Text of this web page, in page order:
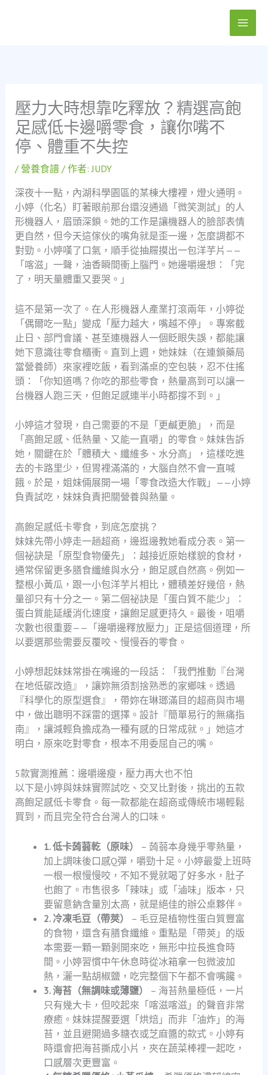
壓力大時想靠吃釋放？精選高飽
足感低卡邊嚼零食，讓你嘴不
停、體重不失控
/ 營養食譜/ 作者:JUDY
深夜十一點，內湖科學園區的某棟大樓裡，燈火通明。
小婷（化名）盯著眼前那台還沒通過「微笑測試」的人
形機器人，眉頭深鎖。她的工作是讓機器人的臉部表情
更自然，但今天這傢伙的嘴角就是歪一邊，怎麼調都不
對勁。小婷嘆了口氣，順手從抽屜摸出一包洋芋片——
「喀滋」一聲，油香瞬間衝上腦門。她邊嚼邊想：「完
了，明天量體重又要哭。」
這不是第一次了。在人形機器人產業打滾兩年，小婷從
「偶爾吃一點」變成「壓力越大，嘴越不停」。專案截
止日、部門會議、甚至連機器人一個眨眼失誤，都能讓
她下意識往零食櫃衝。直到上週，她妹妹（在連鎖藥局
當營養師）來家裡吃飯，看到滿桌的空包裝，忍不住搖
頭：「你知道嗎？你吃的那些零食，熱量高到可以讓一
台機器人跑三天，但飽足感連半小時都撐不到。」
小婷這才發現，自己需要的不是「更鹹更脆」，而是
「高飽足感、低熱量、又能一直嚼」的零食。妹妹告訴
她，關鍵在於「體積大、纖維多、水分高」，這樣吃進
去的卡路里少，但胃裡滿滿的，大腦自然不會一直喊
餓。於是，姐妹倆展開一場「零食改造大作戰」——小婷
負責試吃，妹妹負責把關營養與熱量。
高飽足感低卡零食，到底怎麼挑？
妹妹先帶小婷走一趟超商，邊逛邊教她看成分表。第一
個祕訣是「原型食物優先」：越接近原始樣貌的食材，
通常保留更多膳食纖維與水分，飽足感自然高。例如一
整根小黃瓜，跟一小包洋芋片相比，體積差好幾倍，熱
量卻只有十分之一。第二個祕訣是「蛋白質不能少」：
蛋白質能延緩消化速度，讓飽足感更持久。最後，咀嚼
次數也很重要——「邊嚼邊釋放壓力」正是這個道理，所
以要選那些需要反覆咬、慢慢吞的零食。
小婷想起妹妹常掛在嘴邊的一段話：「我們推動『台灣
在地低碳改造』，讓妳無須割捨熟悉的家鄉味。透過
『科學化的原型選食』，帶妳在琳瑯滿目的超商與市場
中，做出聰明不踩雷的選擇。設計『簡單易行的無痛指
南』，讓減輕負擔成為一種有感的日常成就。」她這才
明白，原來吃對零食，根本不用委屈自己的嘴。
5款實測推薦：邊嚼邊瘦，壓力再大也不怕
以下是小婷與妹妹實際試吃、交叉比對後，挑出的五款
高飽足感低卡零食。每一款都能在超商或傳統市場輕鬆
買到，而且完全符合台灣人的口味。
1. 低卡蒟蒻乾（原味）
– 蒟蒻本身幾乎零熱量，
加上調味後口感Q彈，嚼勁十足。小婷最愛上班時
一根一根慢慢咬，不知不覺就喝了好多水，肚子
也飽了。市售很多「辣味」或「滷味」版本，只
要留意鈉含量別太高，就是絕佳的辦公桌夥伴。
2. 冷凍毛豆（帶莢）
– 毛豆是植物性蛋白質豐富
的食物，還含有膳食纖維。重點是「帶莢」的版
本需要一顆一顆剝開來吃，無形中拉長進食時
間。小婷習慣中午休息時從冰箱拿一包微波加
熱，灑一點胡椒鹽，吃完整個下午都不會嘴饞。
3. 海苔（無調味或薄鹽）
– 海苔熱量極低，一片
只有幾大卡，但咬起來「喀滋喀滋」的聲音非常
療癒。妹妹提醒要選「烘焙」而非「油炸」的海
苔，並且避開過多糖衣或芝麻醬的款式。小婷有
時還會把海苔撕成小片，夾在蔬菜棒裡一起吃，
口感層次更豐富。